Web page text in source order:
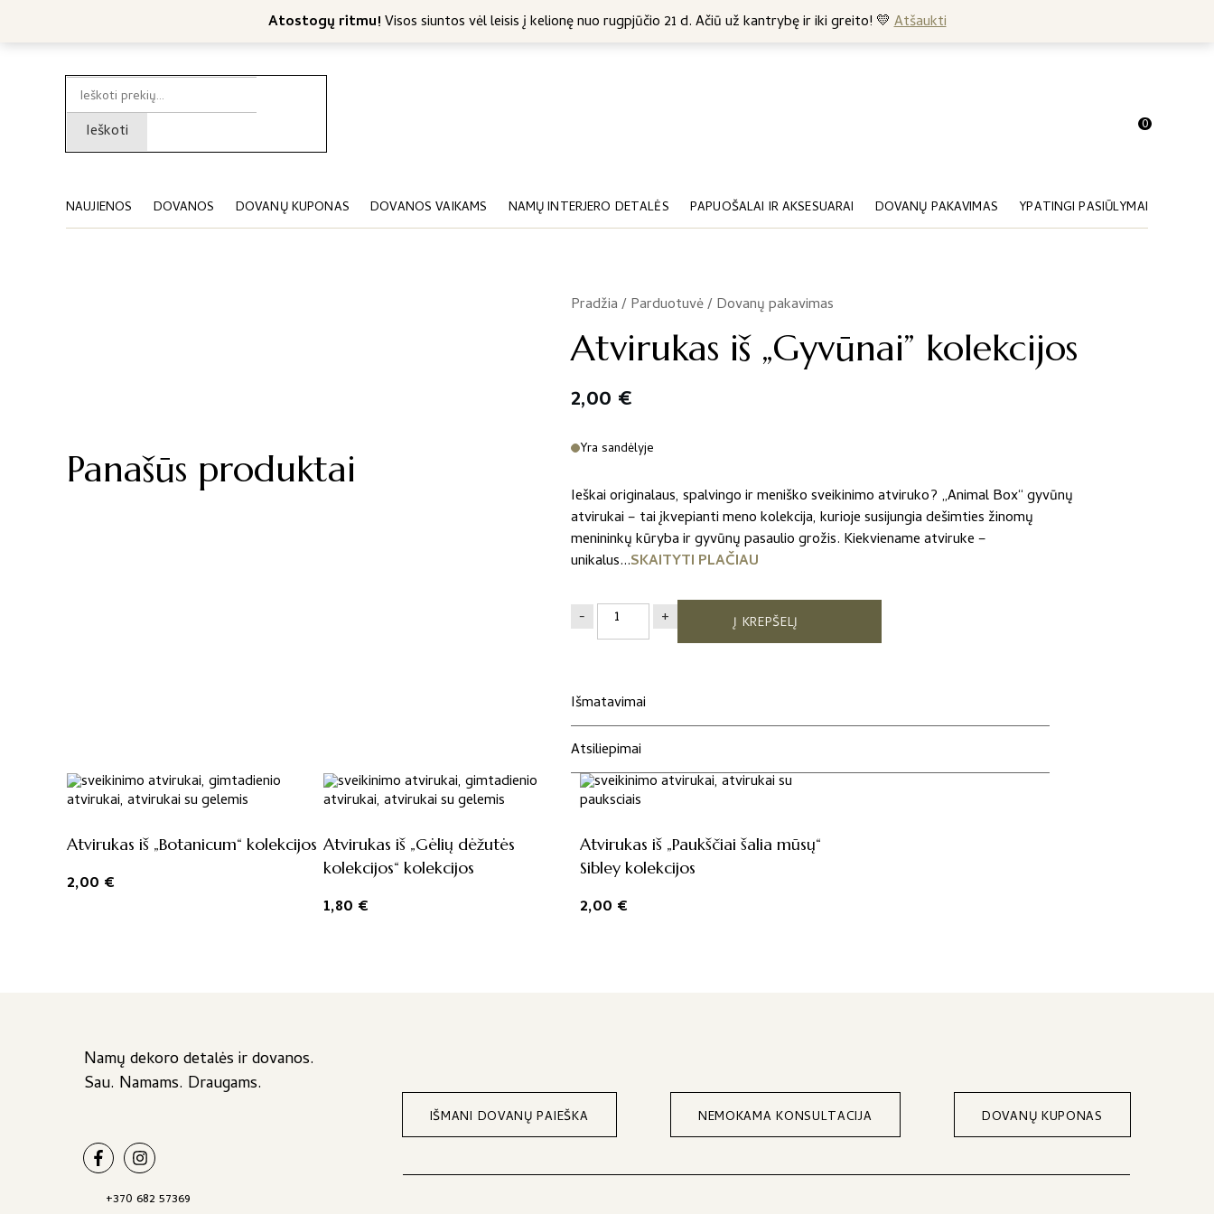
Atostogų ritmu!Visos siuntos vėl leisis į kelionę nuo rugpjūčio 21 d. Ačiū už kantrybę ir iki greito! 💛Atšaukti
Nemokamas siuntimas nuo 45 Eur
Ieškoti:
Ieškoti
0
NAUJIENOS DOVANOS DOVANŲ KUPONAS DOVANOS VAIKAMS NAMŲ INTERJERO DETALĖS PAPUOŠALAI IR AKSESUARAI DOVANŲ PAKAVIMAS YPATINGI PASIŪLYMAI
Pradžia/Parduotuvė/Dovanų pakavimas
/
Atvirukas iš „Gyvūnai” kolekcijos
2,00 €
Yra sandėlyje
Ieškai originalaus, spalvingo ir meniško sveikinimo atviruko? „Animal Box“ gyvūnų
atvirukai – tai įkvepianti meno kolekcija, kurioje susijungia dešimties žinomų
menininkų kūryba ir gyvūnų pasaulio grožis. Kiekviename atviruke –
unikalus...SKAITYTI PLAČIAU
-
produkto
kiekis:
"Gyvūnai"
kolekcijos
+ Į KREPŠELĮ
Išmatavimai
Atsiliepimai
Panašūs produktai
Atvirukas iš „Botanicum“ kolekcijos
2,00 €
Atvirukas iš „Gėlių dėžutės
kolekcijos“ kolekcijos
1,80 €
Atvirukas iš „Paukščiai šalia mūsų“
Sibley kolekcijos
2,00 €
Namų dekoro detalės ir dovanos.
Sau. Namams. Draugams.
+370 682 57369
IŠMANI DOVANŲ PAIEŠKA NEMOKAMA KONSULTACIJA DOVANŲ KUPONAS